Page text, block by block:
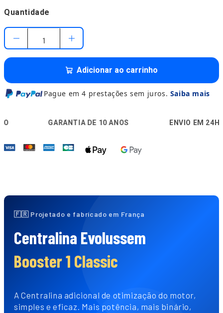
Quantidade
Adicionar ao carrinho
Pague em 4 prestações sem juros. Saiba mais
🛡️ GARANTIA DE 10 ANOS 🚚 ENVIO EM 24H 🔒
🇫🇷 Projetado e fabricado em França
Centralina Evolussem
Booster 1 Classic
A Centralina adicional de otimização do motor,
simples e eficaz. Mais potência, mais binário,